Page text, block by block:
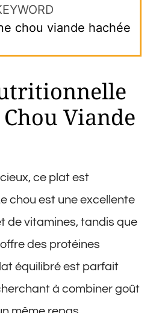
chou viande hachée
Viande
ce plat est
chou est une excellente
de vitamines, tandis que
des protéines
équilibré est parfait
à combiner goût